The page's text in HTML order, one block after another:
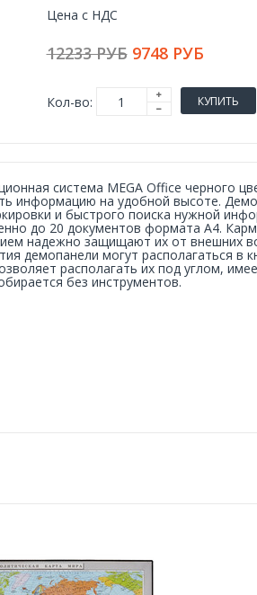
Цена с НДС
12233 РУБ 9748 РУБ
Кол-во: КУПИТЬ
система MEGA Office черного
информацию на удобной высоте.
и быстрого поиска нужной
до 20 документов формата А4.
надежно защищают их от внешних
демопанели могут располагаться
располагать их под углом,
без инструментов.